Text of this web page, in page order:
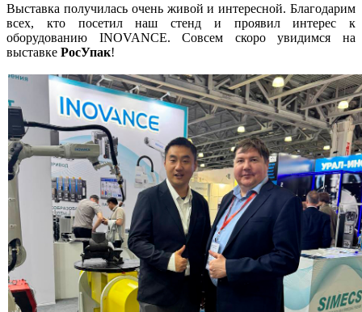
Выставка получилась очень живой и интересной. Благодарим
всех, кто посетил наш стенд и проявил интерес к
оборудованию INOVANCE. Совсем скоро увидимся на
выставке РосУпак!